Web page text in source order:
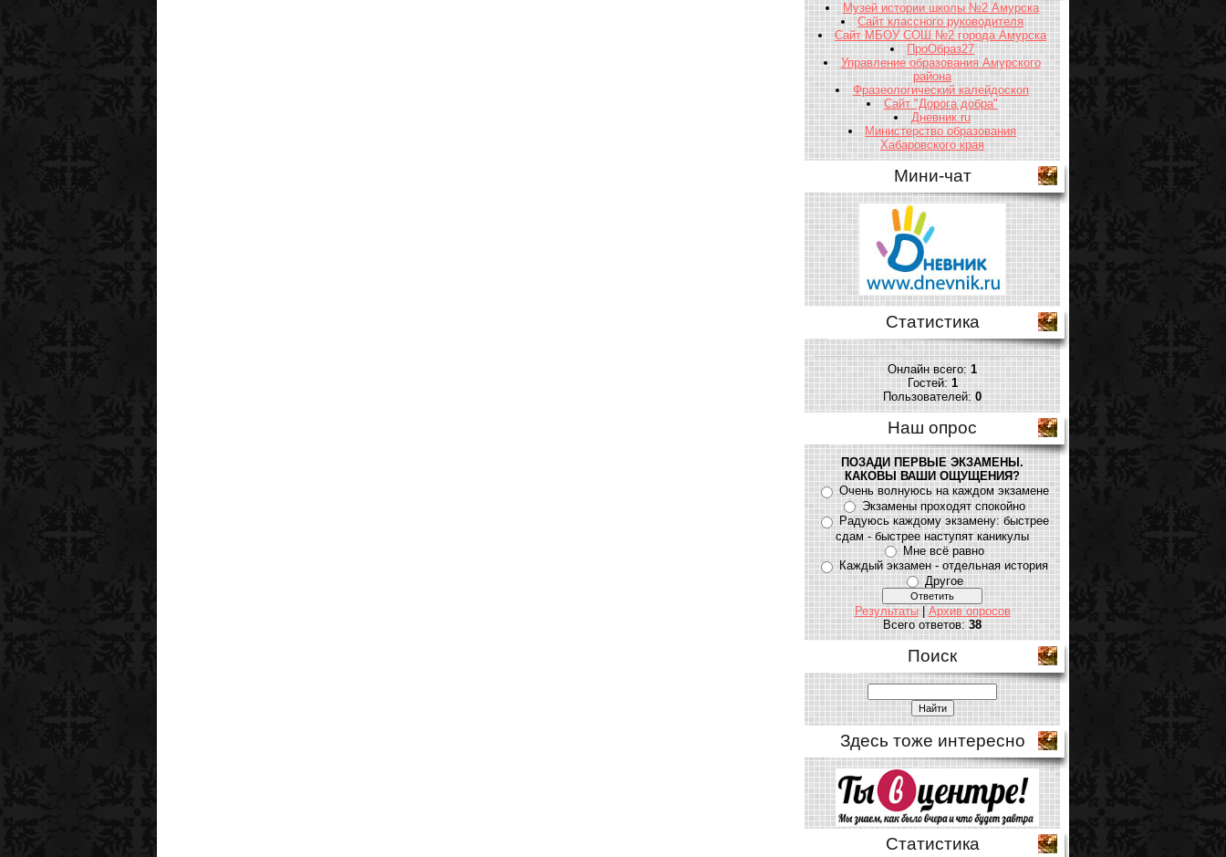
Музей истории школы №2 Амурска
Сайт классного руководителя
Сайт МБОУ СОШ №2 города Амурска
ПроОбраз27
Управление образования Амурского
района
Фразеологический калейдоскоп
Сайт "Дорога добра"
Дневник.ru
Министерство образования
Хабаровского края
Мини-чат
Статистика
Онлайн всего:1
Гостей:1
Пользователей:0
Наш опрос
ПОЗАДИ ПЕРВЫЕ ЭКЗАМЕНЫ.
КАКОВЫ ВАШИ ОЩУЩЕНИЯ?
Очень волнуюсь на каждом экзамене
Экзамены проходят спокойно
Радуюсь каждому экзамену: быстрее
сдам - быстрее наступят каникулы
Мне всё равно
Каждый экзамен - отдельная история
Другое
Результаты|Архив опросов
Всего ответов:38
Поиск
Здесь тоже интересно
Статистика